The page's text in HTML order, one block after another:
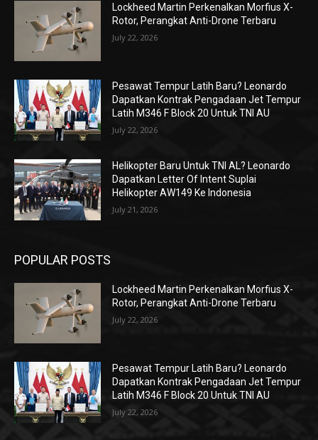
Lockheed Martin Perkenalkan Morfius X-
Rotor, Perangkat Anti-Drone Terbaru
July 22, 2026
Pesawat Tempur Latih Baru? Leonardo
Dapatkan Kontrak Pengadaan Jet Tempur
Latih M346 F Block 20 Untuk TNI AU
July 22, 2026
Helikopter Baru Untuk TNI AL? Leonardo
Dapatkan Letter Of Intent Suplai
Helikopter AW149 Ke Indonesia
July 21, 2026
POPULAR POSTS
Lockheed Martin Perkenalkan Morfius X-
Rotor, Perangkat Anti-Drone Terbaru
July 22, 2026
Pesawat Tempur Latih Baru? Leonardo
Dapatkan Kontrak Pengadaan Jet Tempur
Latih M346 F Block 20 Untuk TNI AU
July 22, 2026